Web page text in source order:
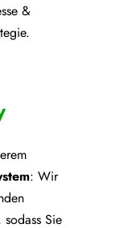
&
m
: Wir
sodass Sie